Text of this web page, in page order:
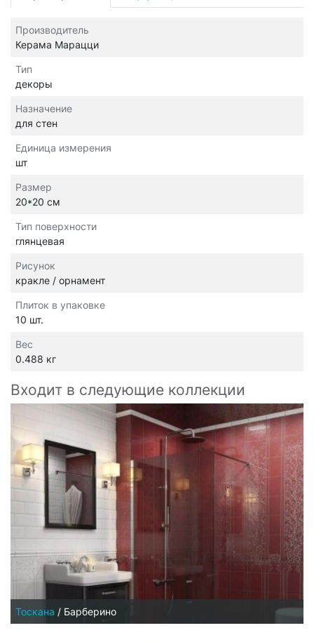
Производитель
Керама Марацци
Тип
декоры
Назначение
для стен
Единица измерения
шт
Размер
20*20 см
Тип поверхности
глянцевая
Рисунок
кракле / орнамент
Плиток в упаковке
10 шт.
Вес
0.488 кг
Входит в следующие коллекции
Тоскана / Барберино